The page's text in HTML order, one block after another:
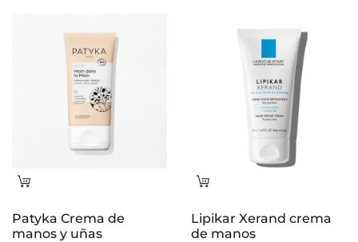
Leer
Patyka Crema de
manos y uñas
Leer
Lipikar Xerand crema
de manos